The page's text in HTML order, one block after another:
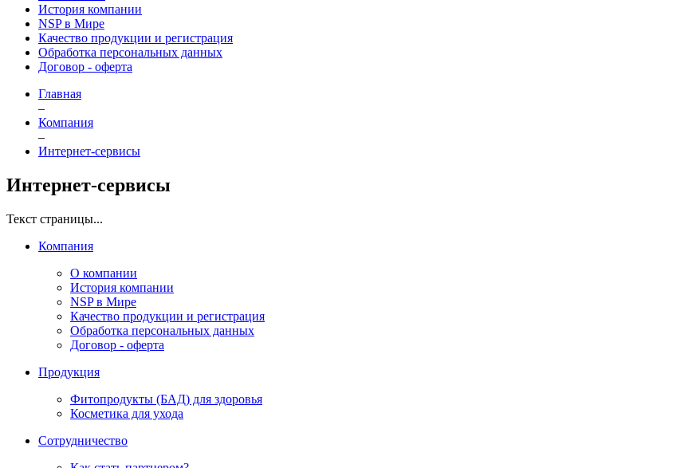
История компании
NSP в Мире
Качество продукции и регистрация
Обработка персональных данных
Договор - оферта
Главная
–
Компания
–
Интернет-сервисы
Интернет-сервисы
Текст страницы...
Компания
О компании
История компании
NSP в Мире
Качество продукции и регистрация
Обработка персональных данных
Договор - оферта
Продукция
Фитопродукты (БАД) для здоровья
Косметика для ухода
Сотрудничество